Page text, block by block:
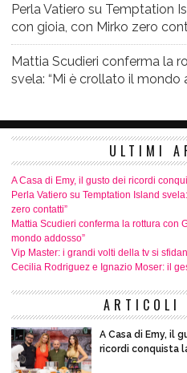
Perla Vatiero su Temptation
con gioia, con Mirko zero
Mattia Scudieri conferma la
svela: “Mi è crollato il mondo
ULTIMI
A Casa di Emy, il gusto dei ricordi
Perla Vatiero su Temptation Island
zero contatti”
Mattia Scudieri conferma la rottura con
mondo addosso”
Vip Master: i grandi volti della tv si
Cecilia Rodriguez e Ignazio Moser: il
ARTICOLI
A Casa di Emy, il
ricordi conquista